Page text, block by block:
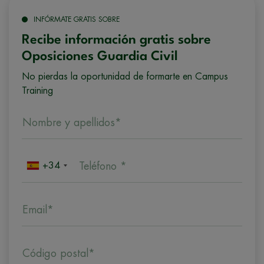
INFÓRMATE GRATIS SOBRE
Recibe información gratis sobre
Oposiciones Guardia Civil
No pierdas la oportunidad de formarte en Campus
Training
Nombre y apellidos*
+34 Teléfono *
Email*
Código postal*